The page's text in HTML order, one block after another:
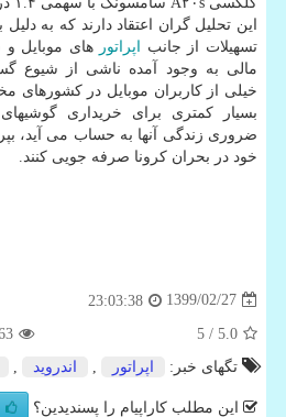
این تحلیل گران اعتقاد دارند که به
تسهیلات از جانب
اپراتور های موبایل
مالی به وجود آمده ناشی از شیوع
خیلی از کاربران موبایل در کشورهای
بسیار کمتری برای خریداری
ضروری زندگی آنها به حساب می آید،
خود در بحران کرونا صرفه جویی کنند.
1399/02/27
23:03:38
5.0
/ 5
تگهای خبر:
اپراتور اندروید
این مطلب کاراپیام را پسندیدین؟